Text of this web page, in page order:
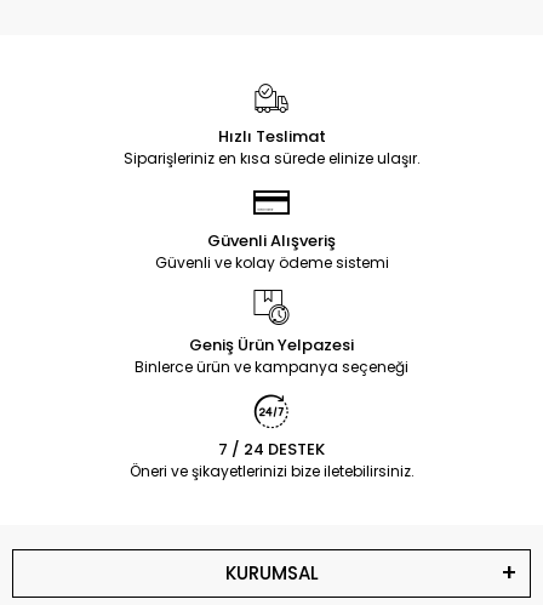
Hızlı Teslimat
Siparişleriniz en kısa sürede elinize ulaşır.
Güvenli Alışveriş
Güvenli ve kolay ödeme sistemi
Geniş Ürün Yelpazesi
Binlerce ürün ve kampanya seçeneği
7 / 24 DESTEK
Öneri ve şikayetlerinizi bize iletebilirsiniz.
KURUMSAL